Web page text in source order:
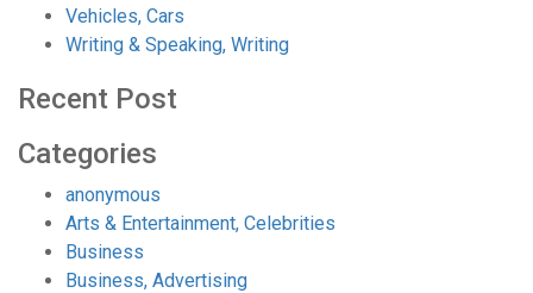
Vehicles, Cars
Writing & Speaking, Writing
Recent Post
Categories
anonymous
Arts & Entertainment, Celebrities
Business
Business, Advertising